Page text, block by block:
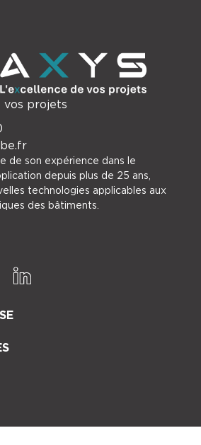
vos projets
de son expérience dans le
depuis plus de 25 ans,
technologies applicables aux
des bâtiments.